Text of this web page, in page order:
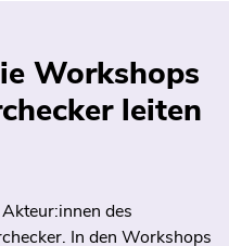
Workshops
leiten
des
In den Workshops